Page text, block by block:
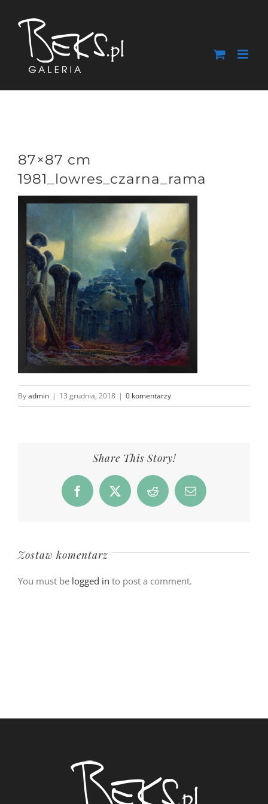
zawartości
87×87 cm
1981_lowres_czarna_rama
Byadmin | 13 grudnia, 2018 | 0 komentarzy
Share This Story!
Facebook
X Reddit Email
Zostaw komentarz
You must be logged in to post a comment.